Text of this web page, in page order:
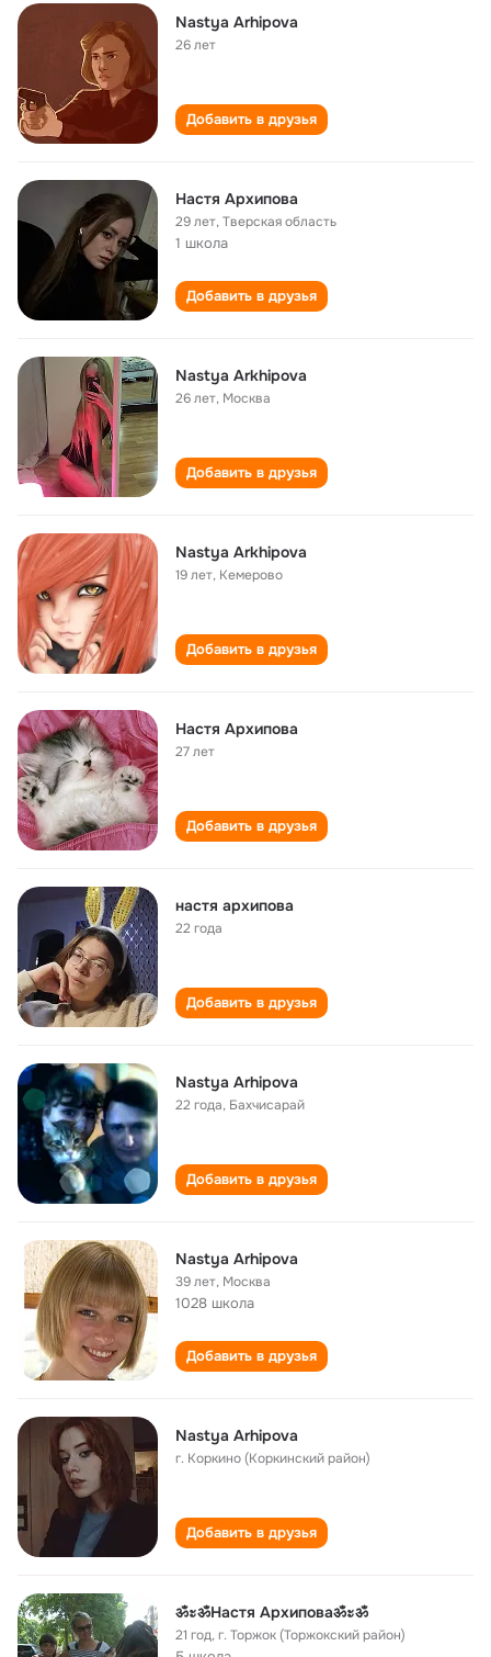
Nastya Arhipova
26 лет
Добавить в друзья
Настя Архипова
29 лет,Тверская область
1 школа
Добавить в друзья
Nastya Arkhipova
26 лет, Москва
Добавить в друзья
Nastya Arkhipova
19 лет, Кемерово
Добавить в друзья
Настя Архипова
27 лет
Добавить в друзья
настя архипова
22 года
Добавить в друзья
Nastya Arhipova
22 года, Бахчисарай
Добавить в друзья
Nastya Arhipova
39 лет, Москва
1028 школа
Добавить в друзья
Nastya Arhipova
г. Коркино (Коркинский район)
Добавить в друзья
ॐะॐНастя Архиповаॐะॐ
21 год,г. Торжок (Торжокский район)